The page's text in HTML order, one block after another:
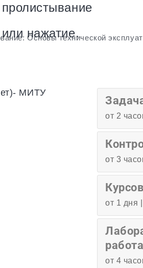
пролистывание
или нажатие.
Основы технической
МИТУ
от 2
от 3
от 1 дня
работа
от 4